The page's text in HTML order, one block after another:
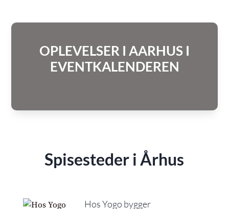
OPLEVELSER I AARHUS I
EVENTKALENDEREN
Spisesteder i Århus
Hos Yogo bygger